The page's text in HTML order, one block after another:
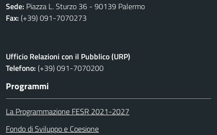
Sede: Piazza L. Sturzo 36 - 90139 Palermo
Fax: (+39) 091-7070273
Ufficio Relazioni con il Pubblico (URP)
Telefono: (+39) 091-7070200
Programmi
La Programmazione FESR 2021-2027
Fondo di Sviluppo e Coesione